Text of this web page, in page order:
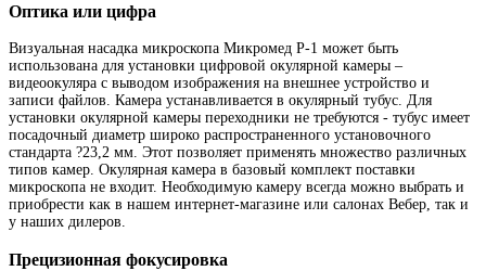
Оптика или цифра
Визуальная насадка микроскопа Микромед Р-1 может быть
использована для установки цифровой окулярной камеры –
видеоокуляра с выводом изображения на внешнее устройство и
записи файлов. Камера устанавливается в окулярный тубус. Для
установки окулярной камеры переходники не требуются - тубус имеет
посадочный диаметр широко распространенного установочного
стандарта ?23,2 мм. Этот позволяет применять множество различных
типов камер. Окулярная камера в базовый комплект поставки
микроскопа не входит. Необходимую камеру всегда можно выбрать и
приобрести как в нашем интернет-магазине или салонах Вебер, так и
у наших дилеров.
Прецизионная фокусировка